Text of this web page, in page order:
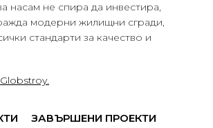
насам не спира да инвестира,
модерни жилищни сгради,
стандарти за качество и
Globstroy.
ЗАВЪРШЕНИ ПРОЕКТИ